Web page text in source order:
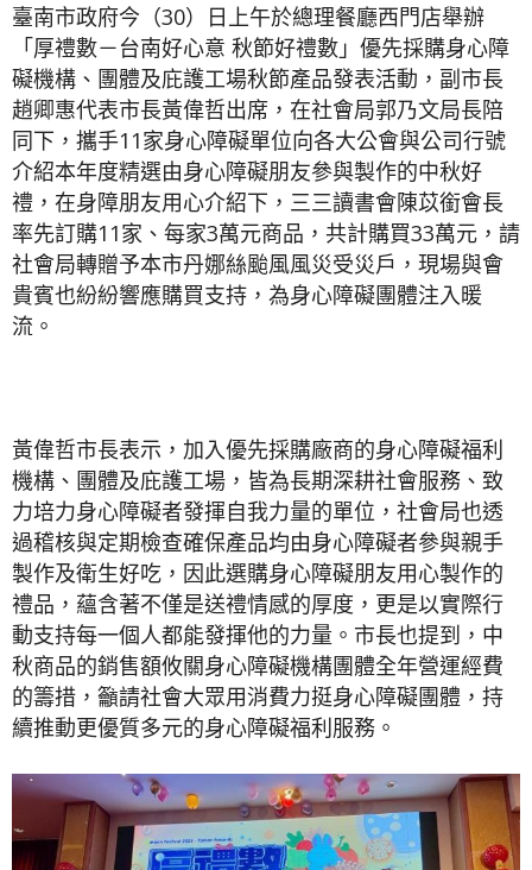
臺南市政府今（30）日上午於總理餐廳西門店舉辦
「厚禮數－台南好心意 秋節好禮數」優先採購身心障
礙機構、團體及庇護工場秋節產品發表活動，副市長
趙卿惠代表市長黃偉哲出席，在社會局郭乃文局長陪
同下，攜手11家身心障礙單位向各大公會與公司行號
介紹本年度精選由身心障礙朋友參與製作的中秋好
禮，在身障朋友用心介紹下，三三讀書會陳苡銜會長
率先訂購11家、每家3萬元商品，共計購買33萬元，請
社會局轉贈予本市丹娜絲颱風風災受災戶，現場與會
貴賓也紛紛響應購買支持，為身心障礙團體注入暖
流。
黃偉哲市長表示，加入優先採購廠商的身心障礙福利
機構、團體及庇護工場，皆為長期深耕社會服務、致
力培力身心障礙者發揮自我力量的單位，社會局也透
過稽核與定期檢查確保產品均由身心障礙者參與親手
製作及衛生好吃，因此選購身心障礙朋友用心製作的
禮品，蘊含著不僅是送禮情感的厚度，更是以實際行
動支持每一個人都能發揮他的力量。市長也提到，中
秋商品的銷售額攸關身心障礙機構團體全年營運經費
的籌措，籲請社會大眾用消費力挺身心障礙團體，持
續推動更優質多元的身心障礙福利服務。